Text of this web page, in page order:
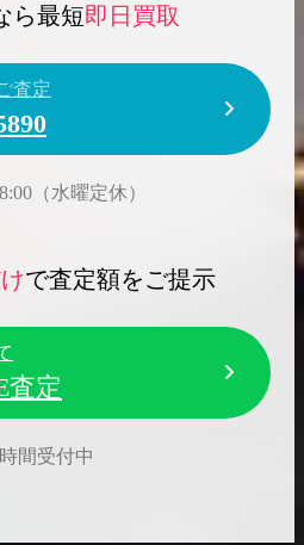
ら最短即日買取
査定
（水曜定休）
で査定額をご提示
査定
間受付中